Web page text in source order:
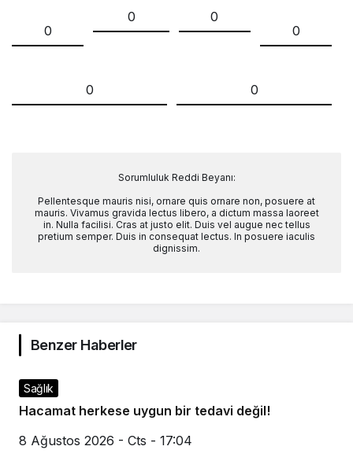
0
0
0
0
0 0
Sorumluluk Reddi Beyanı:
Pellentesque mauris nisi, ornare quis ornare non, posuere at
mauris. Vivamus gravida lectus libero, a dictum massa laoreet
in. Nulla facilisi. Cras at justo elit. Duis vel augue nec tellus
pretium semper. Duis in consequat lectus. In posuere iaculis
dignissim.
Benzer Haberler
Sağlık
Hacamat herkese uygun bir tedavi değil!
8 Ağustos 2026 - Cts - 17:04